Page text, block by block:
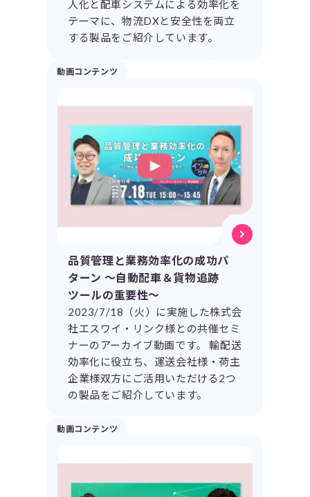
人化と配車システムによる効率化を
テーマに、物流DXと安全性を両立
する製品をご紹介しています。
動画コンテンツ
品質管理と業務効率化の成功パ
ターン ～自動配車＆貨物追跡
ツールの重要性～
2023/7/18（火）に実施した株式会
社エスワイ・リンク様との共催セミ
ナーのアーカイブ動画です。 輸配送
効率化に役立ち、運送会社様・荷主
企業様双方にご活用いただける2つ
の製品をご紹介しています。
動画コンテンツ